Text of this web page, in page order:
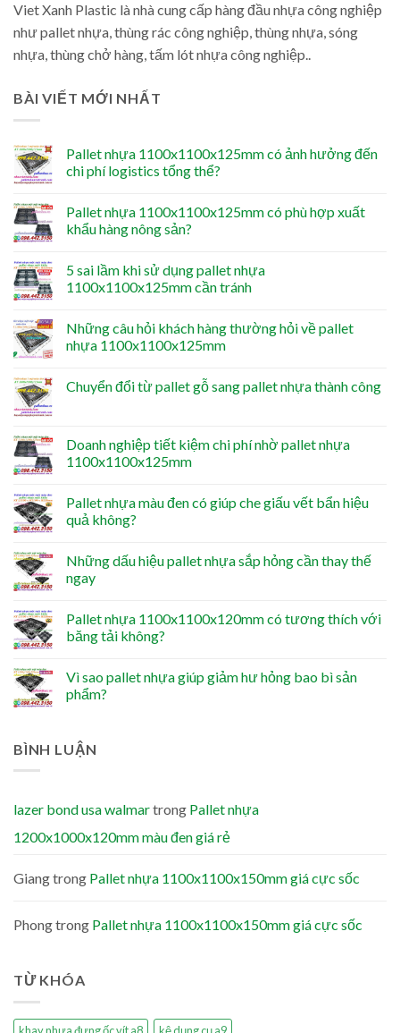
Viet Xanh Plastic là nhà cung cấp hàng đầu nhựa công nghiệp
như pallet nhựa, thùng rác công nghiệp, thùng nhựa, sóng
nhựa, thùng chở hàng, tấm lót nhựa công nghiệp..
BÀI VIẾT MỚI NHẤT
Pallet nhựa 1100x1100x125mm có ảnh hưởng đến
chi phí logistics tổng thể?
Pallet nhựa 1100x1100x125mm có phù hợp xuất
khẩu hàng nông sản?
5 sai lầm khi sử dụng pallet nhựa
1100x1100x125mm cần tránh
Những câu hỏi khách hàng thường hỏi về pallet
nhựa 1100x1100x125mm
Chuyển đổi từ pallet gỗ sang pallet nhựa thành công
Doanh nghiệp tiết kiệm chi phí nhờ pallet nhựa
1100x1100x125mm
Pallet nhựa màu đen có giúp che giấu vết bẩn hiệu
quả không?
Những dấu hiệu pallet nhựa sắp hỏng cần thay thế
ngay
Pallet nhựa 1100x1100x120mm có tương thích với
băng tải không?
Vì sao pallet nhựa giúp giảm hư hỏng bao bì sản
phẩm?
BÌNH LUẬN
lazer bond usa walmartrong Pallet nhựa
1200x1000x120mm màu đen giá rẻ
Giangtrong Pallet nhựa 1100x1100x150mm giá cực sốc
Phongtrong Pallet nhựa 1100x1100x150mm giá cực sốc
TỪ KHÓA